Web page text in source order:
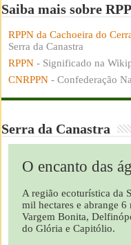
Saiba mais sobre
RPPN da Cachoeira do
Serra da Canastra
RPPN - Significado na
CNRPPN - Confederação
Serra da Canastra
O encanto das
A região ecoturística da
mil hectares e abrange
Vargem Bonita,
do Glória e Capitólio.